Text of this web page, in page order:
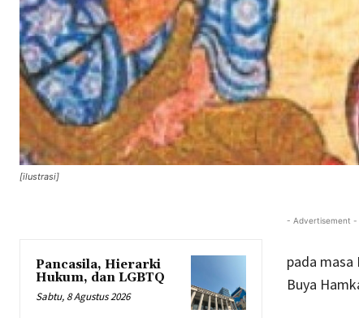
[ilustrasi]
Pancasila, Hierarki
Hukum, dan LGBTQ
Sabtu, 8 Agustus 2026
- Advertisement -
pada masa
Buya